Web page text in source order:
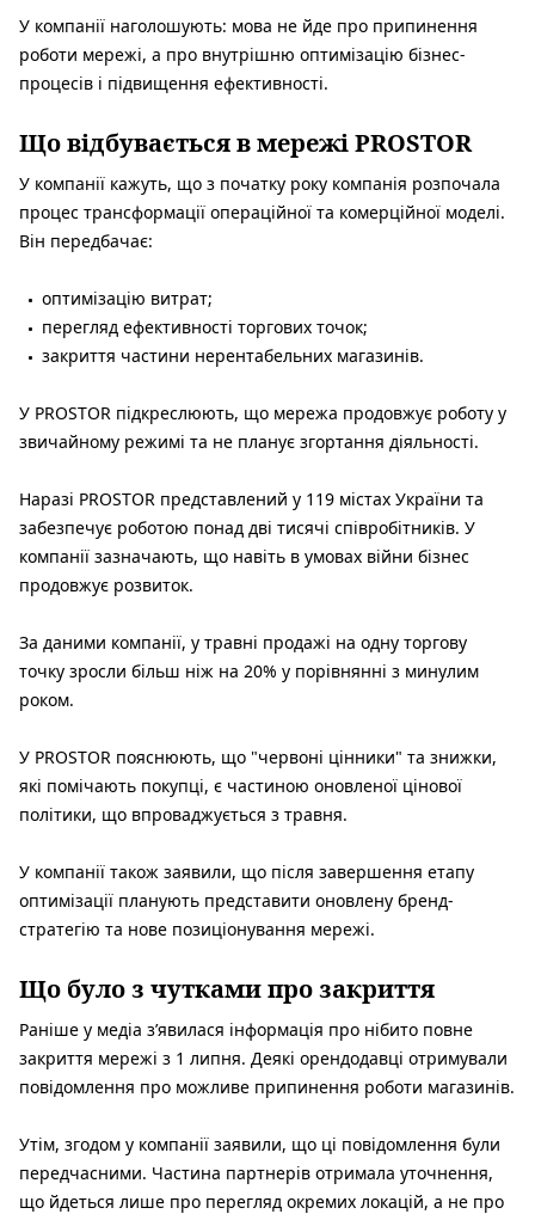
У компанії наголошують: мова не йде про припинення
роботи мережі, а про внутрішню оптимізацію бізнес-
процесів і підвищення ефективності.
Що відбувається в мережі PROSTOR
У компанії кажуть, що з початку року компанія розпочала
процес трансформації операційної та комерційної моделі.
Він передбачає:
оптимізацію витрат;
перегляд ефективності торгових точок;
закриття частини нерентабельних магазинів.
У PROSTOR підкреслюють, що мережа продовжує роботу у
звичайному режимі та не планує згортання діяльності.
Наразі PROSTOR представлений у 119 містах України та
забезпечує роботою понад дві тисячі співробітників. У
компанії зазначають, що навіть в умовах війни бізнес
продовжує розвиток.
За даними компанії, у травні продажі на одну торгову
точку зросли більш ніж на 20% у порівнянні з минулим
роком.
У PROSTOR пояснюють, що "червоні цінники" та знижки,
які помічають покупці, є частиною оновленої цінової
політики, що впроваджується з травня.
У компанії також заявили, що після завершення етапу
оптимізації планують представити оновлену бренд-
стратегію та нове позиціонування мережі.
Що було з чутками про закриття
Раніше у медіа з’явилася інформація про нібито повне
закриття мережі з 1 липня. Деякі орендодавці отримували
повідомлення про можливе припинення роботи магазинів.
Утім, згодом у компанії заявили, що ці повідомлення були
передчасними. Частина партнерів отримала уточнення,
що йдеться лише про перегляд окремих локацій, а не про